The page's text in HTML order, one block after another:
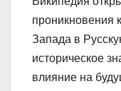
проникновения
Запада в
историческое
влияние на